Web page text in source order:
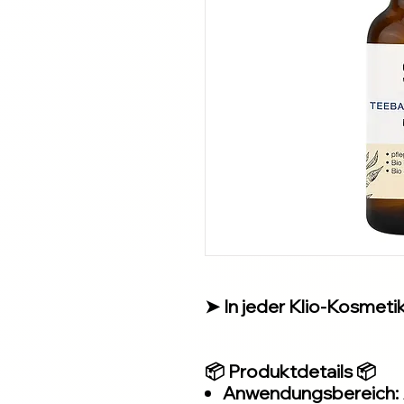
➤ In jeder Klio-
📦 Produktdetails 📦
Anwendungsbereich: